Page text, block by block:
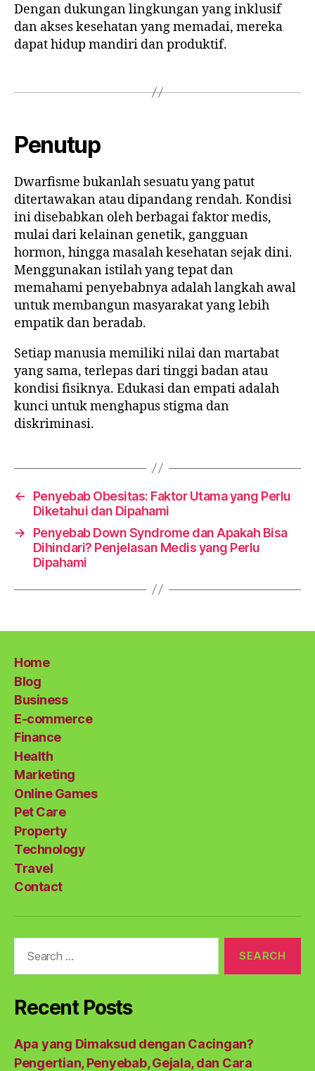
Dengan dukungan lingkungan yang inklusif
dan akses kesehatan yang memadai, mereka
dapat hidup mandiri dan produktif.
Penutup
Dwarfisme bukanlah sesuatu yang patut
ditertawakan atau dipandang rendah. Kondisi
ini disebabkan oleh berbagai faktor medis,
mulai dari kelainan genetik, gangguan
hormon, hingga masalah kesehatan sejak dini.
Menggunakan istilah yang tepat dan
memahami penyebabnya adalah langkah awal
untuk membangun masyarakat yang lebih
empatik dan beradab.
Setiap manusia memiliki nilai dan martabat
yang sama, terlepas dari tinggi badan atau
kondisi fisiknya. Edukasi dan empati adalah
kunci untuk menghapus stigma dan
diskriminasi.
←
Penyebab Obesitas: Faktor Utama yang Perlu
Diketahui dan Dipahami
→
Penyebab Down Syndrome dan Apakah Bisa
Dihindari? Penjelasan Medis yang Perlu
Dipahami
Home
Blog
Business
E-commerce
Finance
Health
Marketing
Online Games
Pet Care
Property
Technology
Travel
Contact
Recent Posts
Apa yang Dimaksud dengan Cacingan?
Pengertian, Penyebab, Gejala, dan Cara